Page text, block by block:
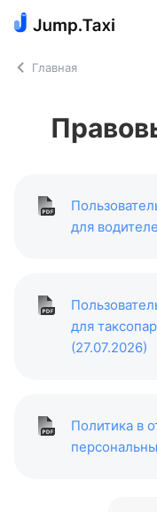
Главная
для
для
(27.07.2026)
Политика в